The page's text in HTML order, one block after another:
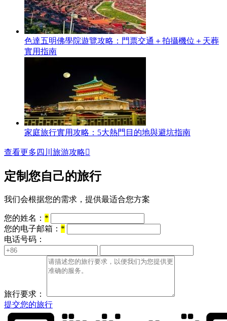
色達五明佛學院遊覽攻略：門票交通＋拍攝機位＋天葬
實用指南
家庭旅行實用攻略：5大熱門目的地與避坑指南
查看更多四川旅游攻略
定制您自己的旅行
我们会根据您的需求，提供最适合您方案
您的姓名： *
您的电子邮箱： *
电话号码：
旅行要求：
提交您的旅行